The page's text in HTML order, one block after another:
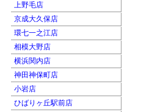
上野毛店
京成大久保店
環七一之江店
相模大野店
横浜関内店
神田神保町店
小岩店
ひばりヶ丘駅前店